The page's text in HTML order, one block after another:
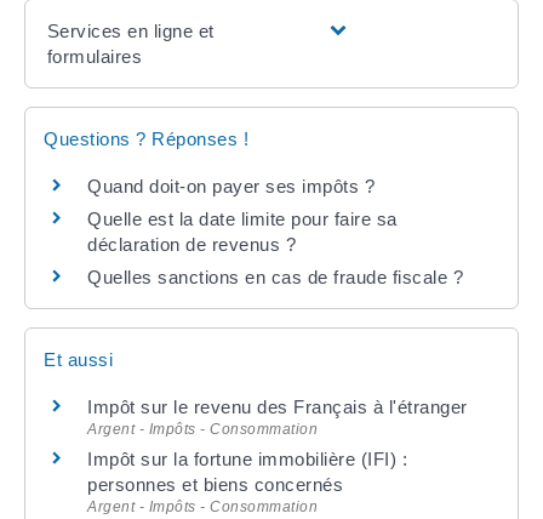
Services en ligne et
formulaires
Questions ? Réponses !
Quand doit-on payer ses impôts ?
Quelle est la date limite pour faire sa
déclaration de revenus ?
Quelles sanctions en cas de fraude fiscale ?
Et aussi
Impôt sur le revenu des Français à l'étranger
Argent - Impôts - Consommation
Impôt sur la fortune immobilière (IFI) :
personnes et biens concernés
Argent - Impôts - Consommation